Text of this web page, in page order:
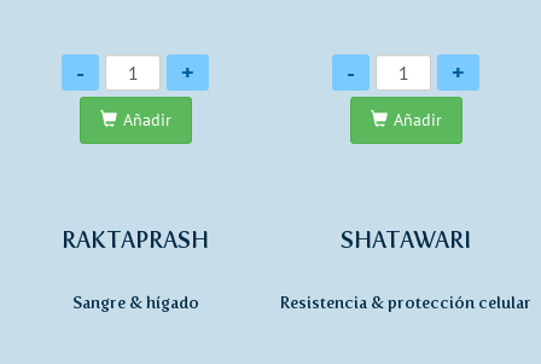
Cantidad
- +
Añadir
Cantidad
- +
Añadir
RAKTAPRASH
Sangre & hígado
SHATAWARI
Resistencia & protección celular